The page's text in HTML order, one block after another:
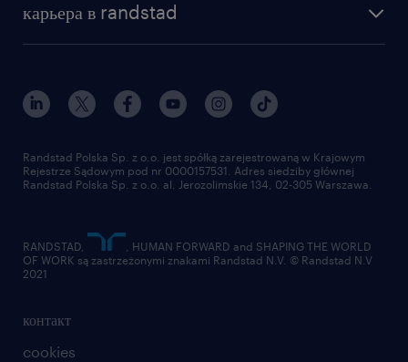
институт исследований randstad
для медиа
для поставщиков
карьера в randstad
наш мир
работа в randstad
отправить резюме
контакт
cookies
Randstad Polska Sp. z o.o. jest spółką zarejestrowaną w Krajowym
Rejestrze Sądowym pod nr 0000157531. Adres siedziby głównej
Randstad Polska Sp. z o.o. al. Jerozolimskie 134, 02-305 Warszawa.
RANDSTAD,
, HUMAN FORWARD and SHAPING THE WORLD
OF WORK są zastrzeżonymi znakami Randstad N.V. © Randstad N.V
2021